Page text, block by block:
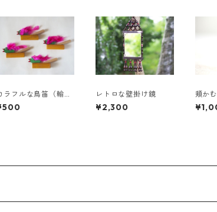
ラフルな鳥笛（輸出
）
レトロな壁掛け鏡
¥2,300
頬か
り）